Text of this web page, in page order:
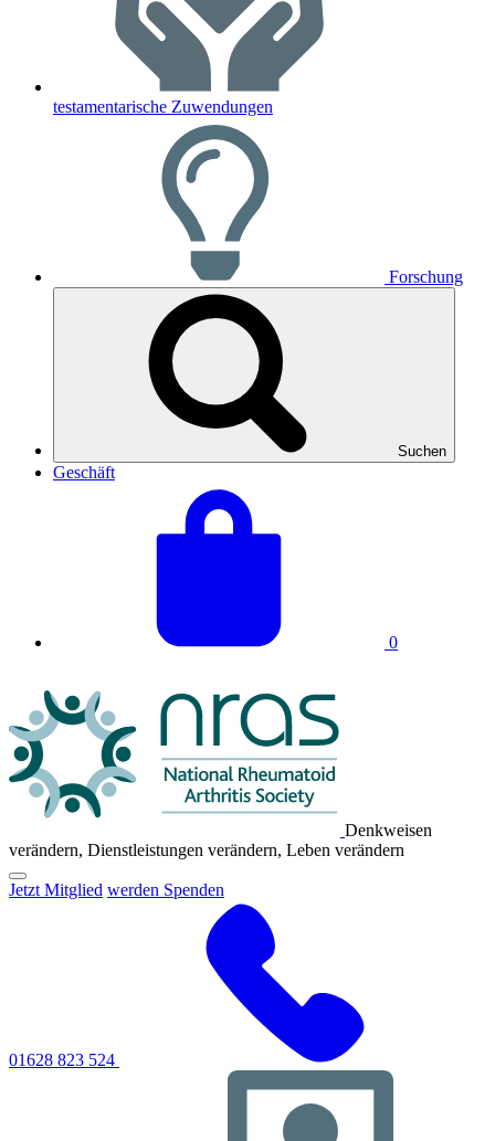
testamentarische Zuwendungen
Forschung
Suchen
Geschäft
0
Denkweisen
verändern, Dienstleistungen verändern, Leben verändern
Klicken
Sie
Jetzt Mitglied werden Spenden
01628 823 524